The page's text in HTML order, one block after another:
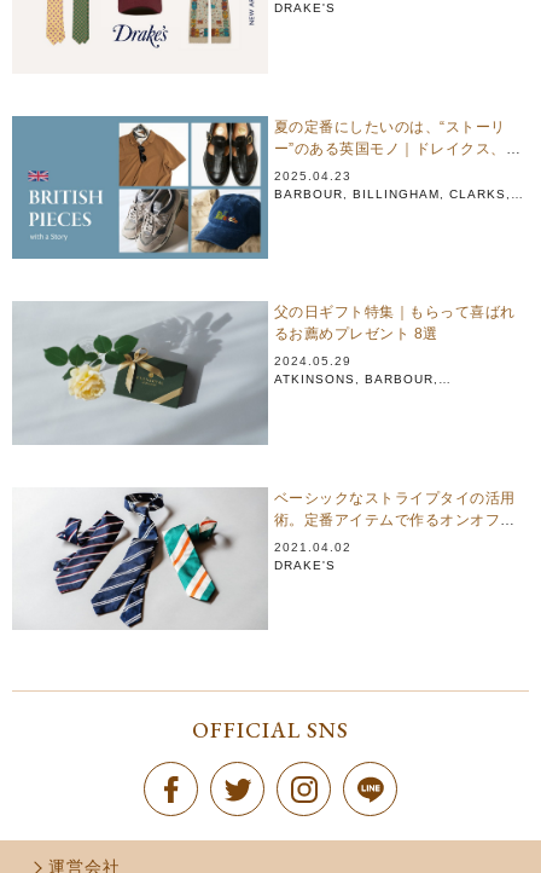
DRAKE'S
夏の定番にしたいのは、“ストーリ
ー”のある英国モノ｜ドレイクス、ニ
ューバランス、サンスペル…
2025.04.23
BARBOUR
BILLINGHAM CLARKS
父の日ギフト特集｜もらって喜ばれ
るお薦めプレゼント 8選
2024.05.29
ATKINSONS, BARBOUR,
ベーシックなストライプタイの活用
術。定番アイテムで作るオンオフ兼
用Vゾーン 3選
2021.04.02
DRAKE'S
OFFICIAL SNS
運営会社